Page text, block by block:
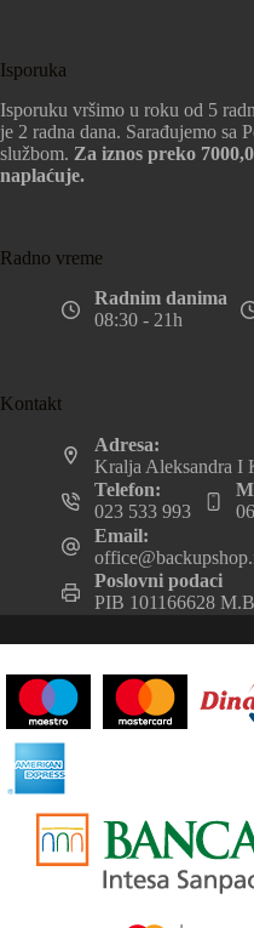
Isporuka
Isporuku vršimo u roku od 5
je 2 radna dana. Sarađujemo sa
službom. Za iznos preko
naplaćuje.
Radno vreme
Radnim danima
08:30 - 21h
Kontakt
Adresa:
Kralja Aleksandra I
Telefon:
023 533 993
Email:
Poslovni podaci
PIB 101166628